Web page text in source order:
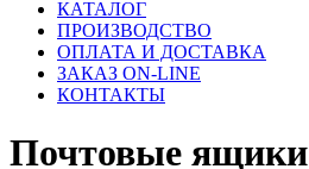
КАТАЛОГ
ПРОИЗВОДСТВО
ОПЛАТА И ДОСТАВКА
ЗАКАЗ ON-LINE
КОНТАКТЫ
Почтовые ящики